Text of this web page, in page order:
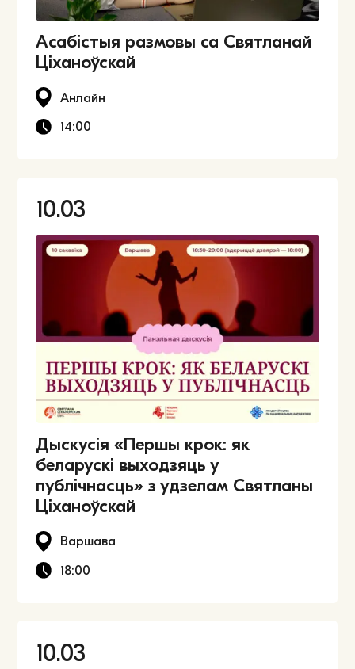
Асабістыя размовы са Святланай
Ціханоўскай
Анлайн
14:00
10.03
Дыскусія «Першы крок: як
беларускі выходзяць у
публічнасць» з удзелам Святланы
Ціханоўскай
Варшава
18:00
10.03